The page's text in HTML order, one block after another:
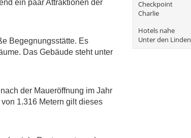
ein paar Attraktionen der
Begegnungsstätte. Es
Das Gebäude steht unter
der Maueröffnung im Jahr
1.316 Metern gilt dieses
Checkpoint
Charlie
Hotels nahe
Unter den Linden